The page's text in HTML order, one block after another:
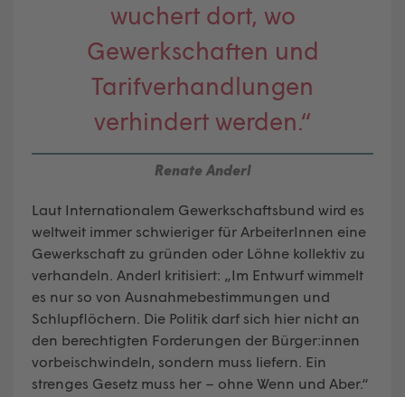
wuchert dort, wo
Gewerkschaften und
Tarifverhandlungen
verhindert werden.“
Renate Anderl
Laut Internationalem Gewerkschaftsbund wird es
weltweit immer schwieriger für ArbeiterInnen eine
Gewerkschaft zu gründen oder Löhne kollektiv zu
verhandeln. Anderl kritisiert: „Im Entwurf wimmelt
es nur so von Ausnahmebestimmungen und
Schlupflöchern. Die Politik darf sich hier nicht an
den berechtigten Forderungen der Bürger:innen
vorbeischwindeln, sondern muss liefern. Ein
strenges Gesetz muss her – ohne Wenn und Aber.“